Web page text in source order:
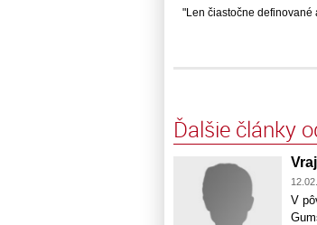
"Len čiastočne definované
Ďalšie články
V